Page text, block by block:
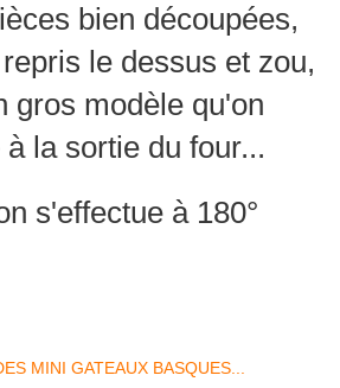
bien découpées,
le dessus et zou,
gros modèle qu'on
la sortie du four...
s'effectue à 180°